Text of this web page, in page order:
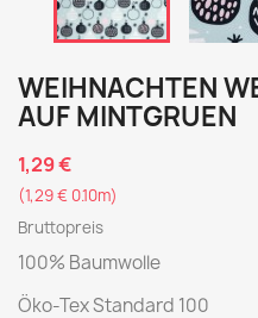
WEIHNACHTEN
AUF MINTGRUEN
1,29 €
(1,29 € 0.10m)
Bruttopreis
100% Baumwolle
Öko-Tex Standard 100